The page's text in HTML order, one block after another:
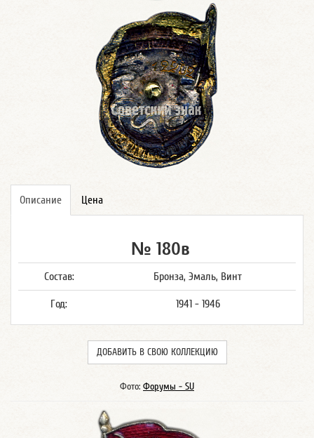
Описание Цена
№ 180в
Состав: Бронза, Эмаль, Винт
Год: 1941 - 1946
ДОБАВИТЬ В СВОЮ КОЛЛЕКЦИЮ
Фото: Форумы - SU